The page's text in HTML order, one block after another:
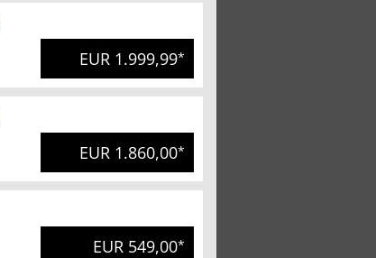
EUR 1.999,99*
EUR 1.860,00*
EUR 549,00*